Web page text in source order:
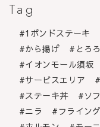
Tag
1ポンドステーキ
から揚げ
とろろ
イオンモール須坂
サービスエリア
ステーキ丼
ソ
ニラ
フライン